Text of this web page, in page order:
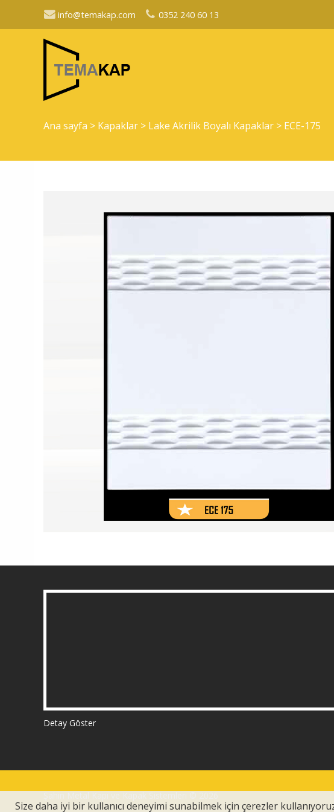
info@temakap.com 0352 240 60 13
Ana sayfa > Kapaklar > Lake Akrilik Boyalı Kapaklar > ECE-175
Detay Göster
Size daha iyi bir kullanıcı deneyimi sunabilmek için çerezler